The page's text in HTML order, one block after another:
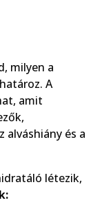
milyen a
A
amit
alváshiány és a
létezik,